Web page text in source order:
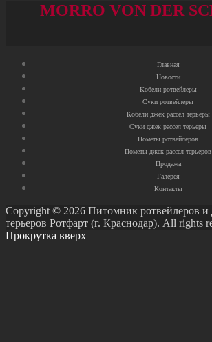
MORRO VON DER
Главная
Новости
Кобели ротвейлеры
Суки ротвейлеры
Кобели джек рассел терьеры
Суки джек рассел терьеры
Пометы ротвейлеров
Пометы джек рассел терьеров
Продажа
Галерея
Контакты
Copyright © 2026 Питомник ротвейлеров и
терьеров Ротфарт (г. Краснодар). All rights
Прокрутка вверх